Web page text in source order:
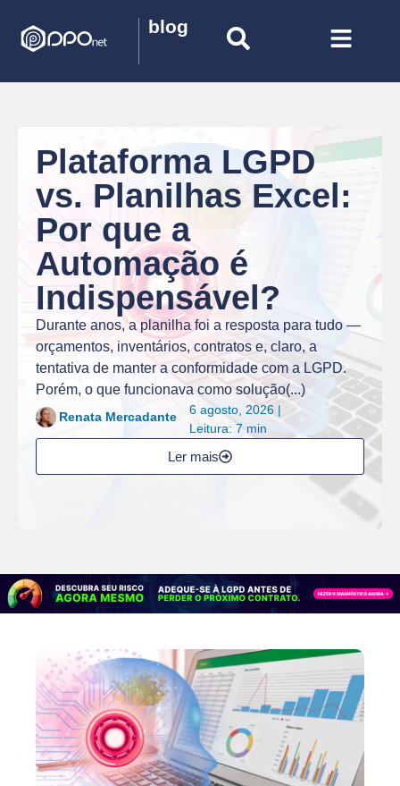
blog
Plataforma LGPD
vs. Planilhas Excel:
Por que a
Automação é
Indispensável?
Durante anos, a planilha foi a resposta para tudo —
orçamentos, inventários, contratos e, claro, a
tentativa de manter a conformidade com a LGPD.
Porém, o que funcionava como solução(...)
Renata Mercadante
6 agosto, 2026 |
Leitura: 7 min
Ler mais